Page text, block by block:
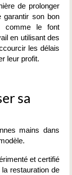
de prolonger
garantir son bon
comme le font
en utilisant des
les délais
leur profit.
sa
mains dans
et certifié
la restauration de